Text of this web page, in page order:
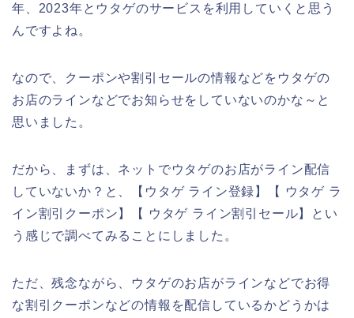
年、2023年とウタゲのサービスを利用していくと思う
んですよね。
なので、クーポンや割引セールの情報などをウタゲの
お店のラインなどでお知らせをしていないのかな～と
思いました。
だから、まずは、ネットでウタゲのお店がライン配信
していないか？と、【ウタゲ ライン登録】【 ウタゲ ラ
イン割引クーポン】【 ウタゲ ライン割引セール】とい
う感じで調べてみることにしました。
ただ、残念ながら、ウタゲのお店がラインなどでお得
な割引クーポンなどの情報を配信しているかどうかは